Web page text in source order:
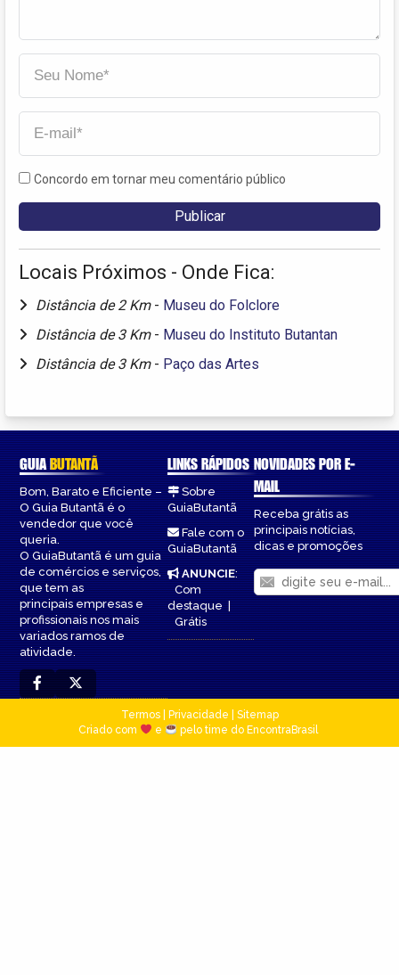
Concordo em tornar meu comentário público
Locais Próximos - Onde Fica:
Distância de 2 Km - Museu do Folclore
Distância de 3 Km - Museu do Instituto Butantan
Distância de 3 Km - Paço das Artes
GUIABUTANTÃ
Bom, Barato e Eficiente –
O Guia Butantã é o
vendedor que você
queria.
O GuiaButantã é um guia
de comércios e serviços,
que tem as
principais empresas e
profissionais nos mais
variados ramos de
atividade.
LINKS RÁPIDOS
Sobre
GuiaButantã
Fale com o
GuiaButantã
ANUNCIE:
Com
destaque|
Grátis
NOVIDADES POR E-
MAIL
Receba grátis as
principais notícias,
dicas e promoções
Termos| Privacidade
Sitemap
Criado com
e pelo time do EncontraBrasil